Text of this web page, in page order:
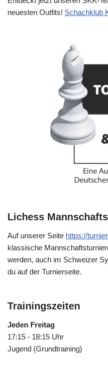
neuesten Outfits! Schachklub
Lichess
Auf unserer Seite https://
klassische
werden, auch im Schweizer
du auf der Turnierseite.
Trainingszeiten
Jeden Freitag
17:15 - 18:15 Uhr
Jugend (Grundtraining)